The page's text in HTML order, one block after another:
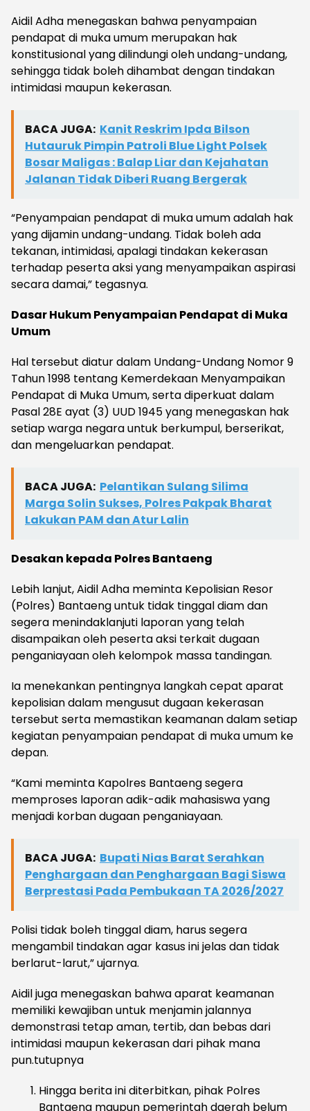
Aidil Adha menegaskan bahwa penyampaian
pendapat di muka umum merupakan hak
konstitusional yang dilindungi oleh undang-undang,
sehingga tidak boleh dihambat dengan tindakan
intimidasi maupun kekerasan.
BACA JUGA: Kanit Reskrim Ipda Bilson
Hutauruk Pimpin Patroli Blue Light Polsek
Bosar Maligas : Balap Liar dan Kejahatan
Jalanan Tidak Diberi Ruang Bergerak
“Penyampaian pendapat di muka umum adalah hak
yang dijamin undang-undang. Tidak boleh ada
tekanan, intimidasi, apalagi tindakan kekerasan
terhadap peserta aksi yang menyampaikan aspirasi
secara damai,” tegasnya.
Dasar Hukum Penyampaian Pendapat di Muka
Umum
Hal tersebut diatur dalam Undang-Undang Nomor 9
Tahun 1998 tentang Kemerdekaan Menyampaikan
Pendapat di Muka Umum, serta diperkuat dalam
Pasal 28E ayat (3) UUD 1945 yang menegaskan hak
setiap warga negara untuk berkumpul, berserikat,
dan mengeluarkan pendapat.
BACA JUGA: Pelantikan Sulang Silima
Marga Solin Sukses, Polres Pakpak Bharat
Lakukan PAM dan Atur Lalin
Desakan kepada Polres Bantaeng
Lebih lanjut, Aidil Adha meminta Kepolisian Resor
(Polres) Bantaeng untuk tidak tinggal diam dan
segera menindaklanjuti laporan yang telah
disampaikan oleh peserta aksi terkait dugaan
penganiayaan oleh kelompok massa tandingan.
Ia menekankan pentingnya langkah cepat aparat
kepolisian dalam mengusut dugaan kekerasan
tersebut serta memastikan keamanan dalam setiap
kegiatan penyampaian pendapat di muka umum ke
depan.
“Kami meminta Kapolres Bantaeng segera
memproses laporan adik-adik mahasiswa yang
menjadi korban dugaan penganiayaan.
BACA JUGA: Bupati Nias Barat Serahkan
Penghargaan dan Penghargaan Bagi Siswa
Berprestasi Pada Pembukaan TA 2026/2027
Polisi tidak boleh tinggal diam, harus segera
mengambil tindakan agar kasus ini jelas dan tidak
berlarut-larut,” ujarnya.
Aidil juga menegaskan bahwa aparat keamanan
memiliki kewajiban untuk menjamin jalannya
demonstrasi tetap aman, tertib, dan bebas dari
intimidasi maupun kekerasan dari pihak mana
pun.tutupnya
Hingga berita ini diterbitkan, pihak Polres
Bantaeng maupun pemerintah daerah belum